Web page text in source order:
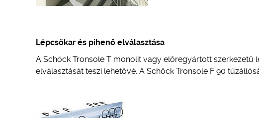
Lépcsőkar és pihenő elválasztása
A Schöck Tronsole T monolit vagy előregyártott
elválasztását teszi lehetővé. A Schöck Tronsole F 90